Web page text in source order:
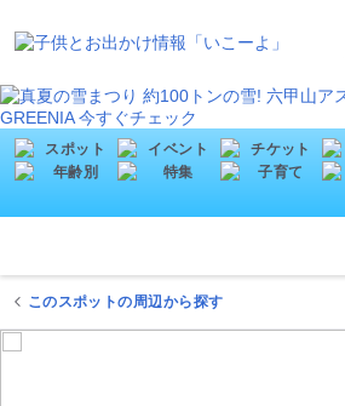
このスポットの周辺から探す